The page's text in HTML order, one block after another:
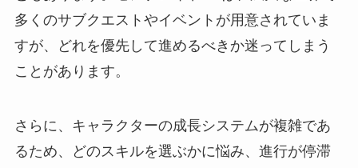
多くのサブクエストやイベントが用意されていま
すが、どれを優先して進めるべきか迷ってしまう
ことがあります。
さらに、キャラクターの成長システムが複雑であ
るため、どのスキルを選ぶかに悩み、進行が停滞